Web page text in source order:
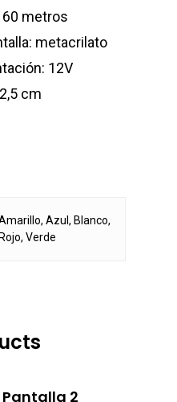
metros
metacrilato
12V
cm
Azul, Blanco,
Rojo, Verde
Pantalla 2